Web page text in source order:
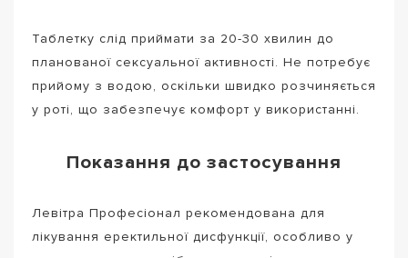
Таблетку слід приймати за 20-30 хвилин до
планованої сексуальної активності. Не потребує
прийому з водою, оскільки швидко розчиняється
у роті, що забезпечує комфорт у використанні.
Показання до застосування
Левітра Професіонал рекомендована для
лікування еректильної дисфункції, особливо у